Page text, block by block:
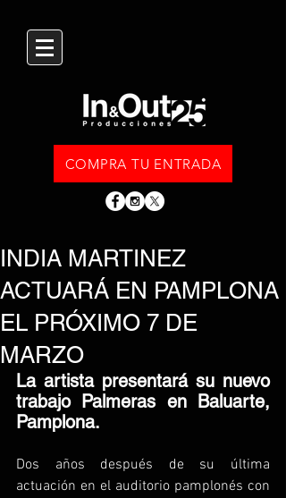
COMPRA TU ENTRADA
INDIA MARTINEZ
ACTUARÁ EN PAMPLONA
EL PRÓXIMO 7 DE
MARZO
La artista presentará su nuevo
trabajo Palmeras en Baluarte,
Pamplona.
Dos años después de su última
actuación en el auditorio pamplonés con